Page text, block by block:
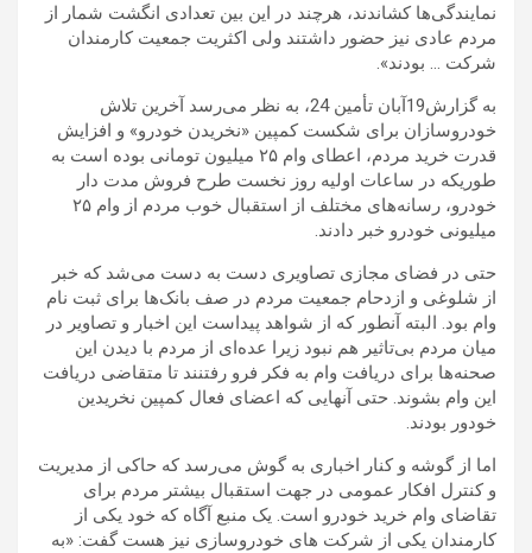
نمایندگی‌ها کشاندند، هرچند در این بین تعدادی انگشت شمار از
مردم عادی نیز حضور داشتند ولی اکثریت جمعیت کارمندان
شرکت … بودند».
به گزارش19آبان تأمین 24، به نظر می‌رسد آخرین تلاش
خودروسازان برای شکست کمپین «نخریدن خودرو» و افزایش
قدرت خرید مردم، اعطای وام ۲۵ میلیون تومانی بوده است به
طوریکه در ساعات اولیه روز نخست طرح فروش مدت دار
خودرو، رسانه‌های مختلف از استقبال خوب مردم از وام ۲۵
میلیونی خودرو خبر دادند.
حتی در فضای مجازی تصاویری دست به دست می‌شد که خبر
از شلوغی و ازدحام جمعیت مردم در صف بانک‌ها برای ثبت نام
وام بود. البته آنطور که از شواهد پیداست این اخبار و تصاویر در
میان مردم بی‌تاثیر هم نبود زیرا عده‌ای از مردم با دیدن این
صحنه‌ها برای دریافت وام به فکر فرو رفتنند تا متقاضی دریافت
این وام بشوند. حتی آنهایی که اعضای فعال کمپین نخریدین
خودور بودند.
اما از گوشه و کنار اخباری به گوش می‌رسد که حاکی از مدیریت
و کنترل افکار عمومی در جهت استقبال بیشتر مردم برای
تقاضای وام خرید خودرو است. یک منبع آگاه که خود یکی از
کارمندان یکی از شرکت های خودروسازی نیز هست گفت: «به